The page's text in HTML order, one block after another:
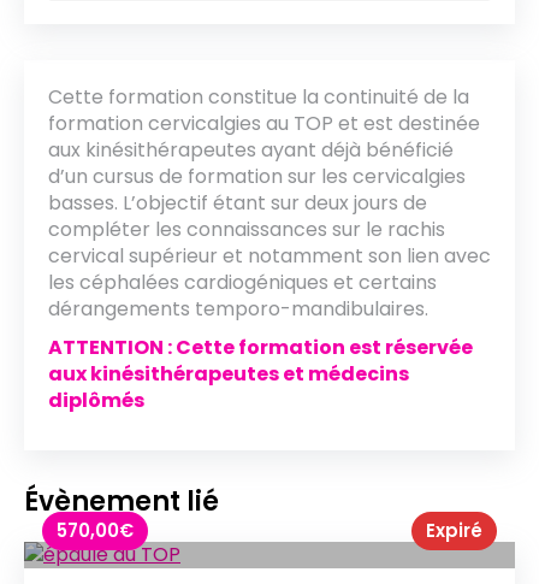
Cette formation constitue la continuité de la
formation cervicalgies au TOP et est destinée
aux kinésithérapeutes ayant déjà bénéficié
d’un cursus de formation sur les cervicalgies
basses. L’objectif étant sur deux jours de
compléter les connaissances sur le rachis
cervical supérieur et notamment son lien avec
les céphalées cardiogéniques et certains
dérangements temporo-mandibulaires.
ATTENTION : Cette formation est réservée
aux kinésithérapeutes et médecins
diplômés
Évènement lié
Expiré
570,00€